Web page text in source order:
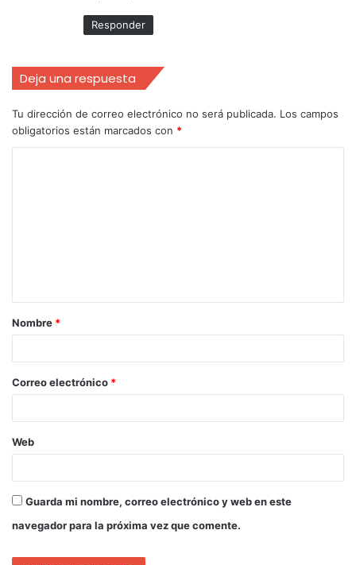
Responder
Deja una respuesta
Tu dirección de correo electrónico no será publicada. Los campos
obligatorios están marcados con *
Nombre *
Correo electrónico *
Web
Guarda mi nombre, correo electrónico y web en este
navegador para la próxima vez que comente.